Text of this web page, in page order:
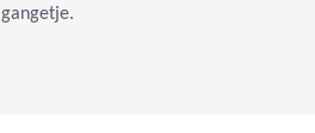
gangetje.